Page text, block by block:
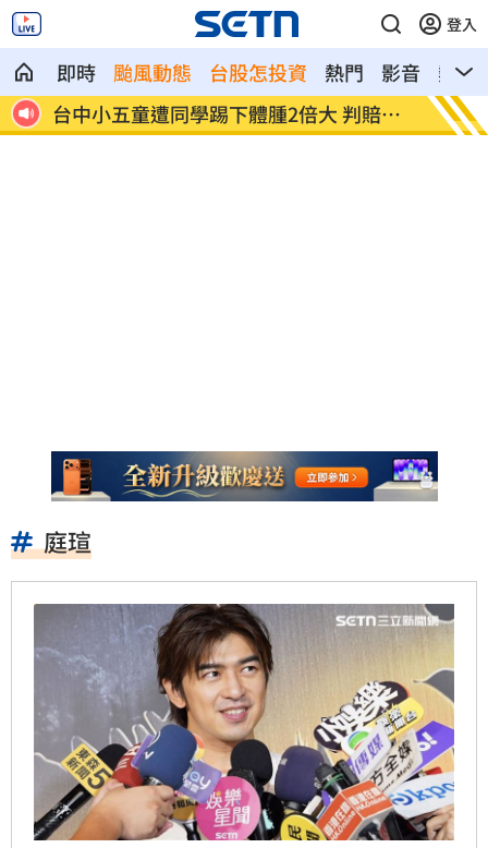
登入
即時 颱風動態 台股怎投資 熱門 影音
熱搜
難 台中小五童遭同學踢下體腫2倍大 判賠金
曝
粉絲
好
庭瑄